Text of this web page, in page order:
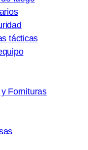
tácticas
Fornituras